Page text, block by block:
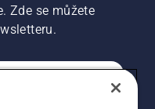
Zde se můžete